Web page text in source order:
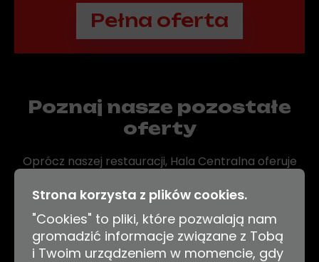
Pełna oferta
Poznaj nasze pozostałe
oferty
Oprócz naszej restauracji, Hala Centralna oferuje
eventów. Sprawdź nasze oferty na wynajem
przestrzeni, bar alkoholowy, kręgle oraz bilard.
Strona korzysta z plików cookies.
"Cookies" to pliki, które pozwalają nam
gromadzić informacje związane z Tobą
i Twoim urządzeniem w momencie, gdy